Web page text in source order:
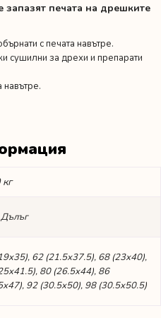
печата на дрешките
с печата навътре.
сушилни за дрехи и препарати
навътре.
Дълъг
62 (21.5х37.5), 68 (23х40),
80 (26.5х44), 86
92 (30.5х50), 98 (30.5х50.5)